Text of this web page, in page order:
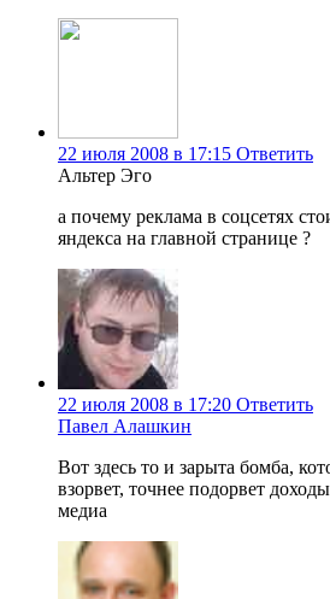
22 июля 2008 в 17:15 Ответить
Альтер Эго
а почему реклама в соцсетях
яндекса на главной странице ?
22 июля 2008 в 17:20 Ответить
Павел Алашкин
Вот здесь то и зарыта бомба,
взорвет, точнее подорвет
медиа